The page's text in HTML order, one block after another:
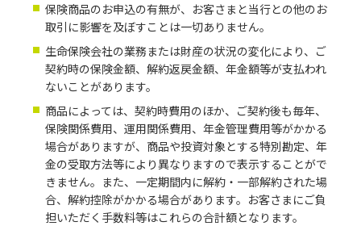
保険商品のお申込の有無が、お客さまと当行との他のお
取引に影響を及ぼすことは一切ありません。
生命保険会社の業務または財産の状況の変化により、ご
契約時の保険金額、解約返戻金額、年金額等が支払われ
ないことがあります。
商品によっては、契約時費用のほか、ご契約後も毎年、
保険関係費用、運用関係費用、年金管理費用等がかかる
場合がありますが、商品や投資対象とする特別勘定、年
金の受取方法等により異なりますので表示することがで
きません。また、一定期間内に解約・一部解約された場
合、解約控除がかかる場合があります。お客さまにご負
担いただく手数料等はこれらの合計額となります。